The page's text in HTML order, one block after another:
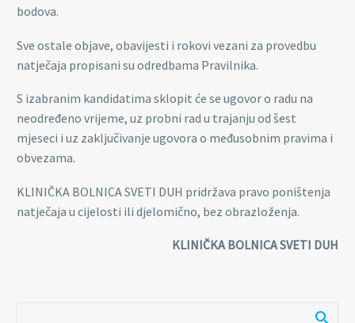
bodova.
Sve ostale objave, obavijesti i rokovi vezani za provedbu
natječaja propisani su odredbama Pravilnika.
S izabranim kandidatima sklopit će se ugovor o radu na
neodređeno vrijeme, uz probni rad u trajanju od šest
mjeseci i uz zaključivanje ugovora o međusobnim pravima i
obvezama.
KLINIČKA BOLNICA SVETI DUH pridržava pravo poništenja
natječaja u cijelosti ili djelomično, bez obrazloženja.
KLINIČKA BOLNICA SVETI DUH